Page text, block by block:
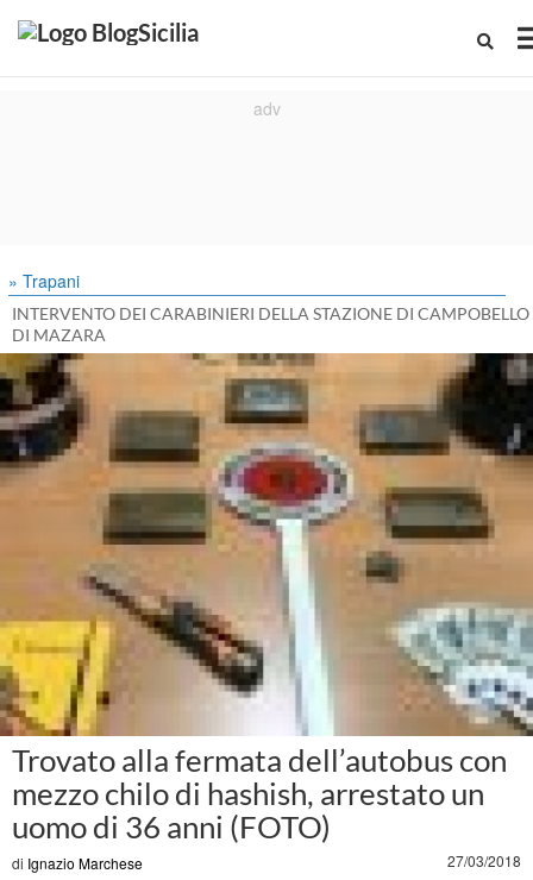
» Trapani
INTERVENTO DEI CARABINIERI DELLA STAZIONE DI CAMPOBELLO
DI MAZARA
Trovato alla fermata dell’autobus con
mezzo chilo di hashish, arrestato un
uomo di 36 anni (FOTO)
di Ignazio Marchese 27/03/2018